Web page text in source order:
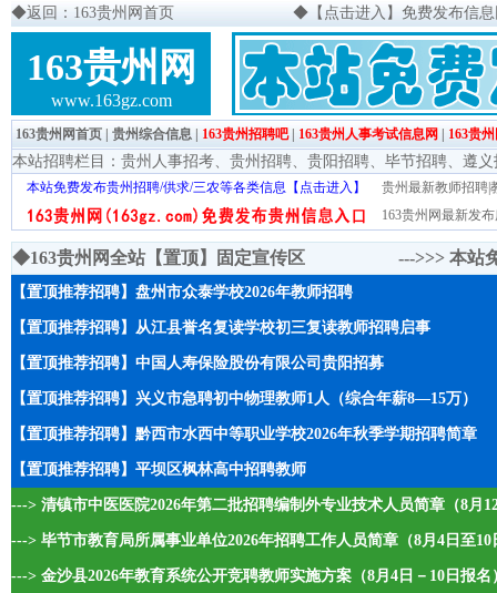
◆返回：163贵州网首页 ◆ 【点击进入】免费发布信
163贵州网
www.163gz.com
163贵州网首页 贵州综合信息 163贵州招聘吧| 163贵州人事考试信息网 163贵
本站招聘栏目： 贵州人事招考、 贵州招聘、 贵阳招聘、 毕节招聘、 遵义
本站免费发布贵州招聘/供求/三农等各类信息【点击进入】
贵州最新教师招聘|
163贵州网最新发
◆163贵州网全站【置顶】固定宣传区 --->>> 本站
【置顶推荐招聘】盘州市众泰学校2026年教师招聘
【置顶推荐招聘】从江县誉名复读学校初三复读教师招聘启事
【置顶推荐招聘】中国人寿保险股份有限公司贵阳招募
【置顶推荐招聘】兴义市急聘初中物理教师1人（综合年薪8—15万）
【置顶推荐招聘】黔西市水西中等职业学校2026年秋季学期招聘简章
【置顶推荐招聘】平坝区枫林高中招聘教师
---> 清镇市中医医院2026年第二批招聘编制外专业技术人员简章（8月
---> 毕节市教育局所属事业单位2026年招聘工作人员简章（8月4日至10
---> 金沙县2026年教育系统公开竞聘教师实施方案（8月4日－10日报名